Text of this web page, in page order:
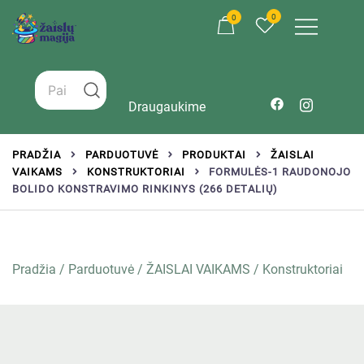
0 0
Draugaukime
PRADŽIA PARDUOTUVĖ PRODUKTAI
ŽAISLAI
VAIKAMS
KONSTRUKTORIAI
FORMULĖS-1 RAUDONOJO
BOLIDO KONSTRAVIMO RINKINYS (266 DETALIŲ)
Pradžia / Parduotuvė / ŽAISLAI VAIKAMS / Konstruktoriai